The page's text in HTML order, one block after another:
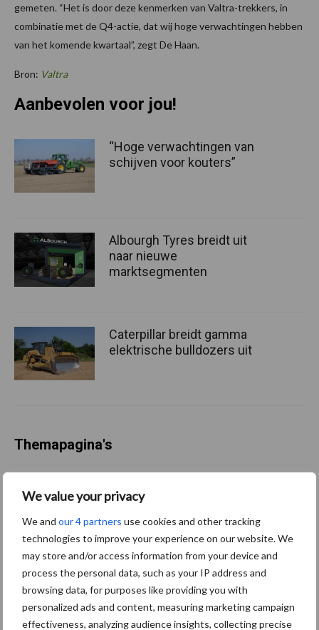
We value your privacy
We and our 4 partners use cookies and other tracking
technologies to improve your experience on our website. We
may store and/or access information from your device and
process the personal data, such as your IP address and
browsing data, for purposes like providing you with
personalized ads and content, measuring marketing campaign
effectiveness, analyzing audience insights, collecting precise
gemeten. “Het is door deze kenmerken van Valtra-trekkers, in
combinatie met de Q4-actie, dat wij hoge verwachtingen hebben
van het komende kwartaal”, zegt De Haan.
Bron: Valtra
Aanbevolen voor jou!
“Hoge verwachtingen van
schijven voor kouters”
Albourgh Tyres breidt uit
naar nieuwe
marktsegmenten
Caterpillar breidt gamma
elektrische bulldozers uit
Themapagina's
Balenwikkel- en
persmachines
Brandstof